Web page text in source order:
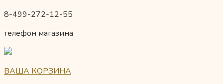
8-499-272-12-55
телефон магазина
ВАША КОРЗИНА